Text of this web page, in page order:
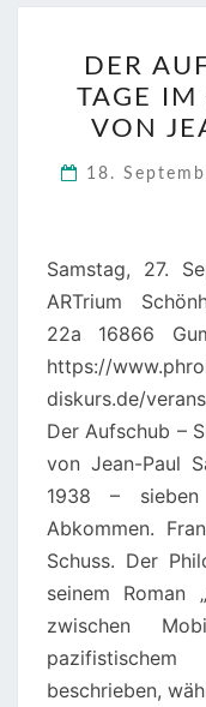
DER
TAGE IM
VON
18.
Samstag, 27.
ARTrium
22a 16866
https://
diskurs.de/
Der Aufschub –
von Jean-Paul
1938 –
Abkommen.
Schuss. Der
seinem Roman
zwischen
beschrieben,